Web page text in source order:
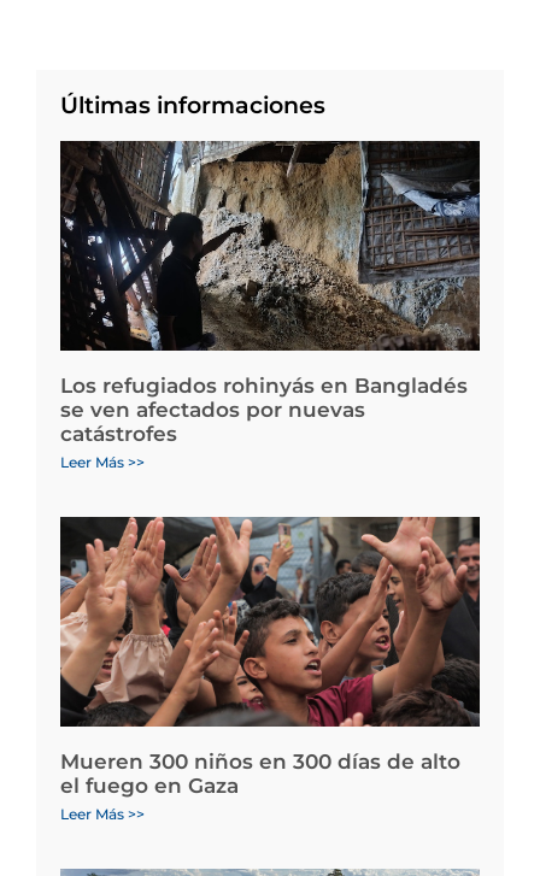
Últimas informaciones
Los refugiados rohinyás en Bangladés
se ven afectados por nuevas
catástrofes
Leer Más >>
Mueren 300 niños en 300 días de alto
el fuego en Gaza
Leer Más >>